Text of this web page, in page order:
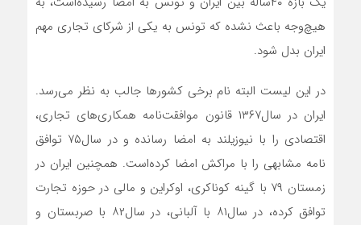
هیچ‌وجه باعث نشده که تونس به یکی از شرکای تجاری مهم
ایران بدل شود.
در این لیست البته نام برخی کشورها جالب به نظر می‌رسد.
ایران در سال‌۱۳۶۷ قانون موافقت‌نامه همکاری‌های تجاری،
اقتصادی را با نیوزیلند به امضا رسانده و در سال‌۷۵ توافق
نامه مشابهی را با مراکش امضا کرده‌است. همچنین ایران در
زمستان ۷۹ با گینه کوناکری، اوکراین و مالی در حوزه تجارت
توافق کرده، در سال‌۸۱ با آلبانی، در سال‌۸۲ با صربستان و